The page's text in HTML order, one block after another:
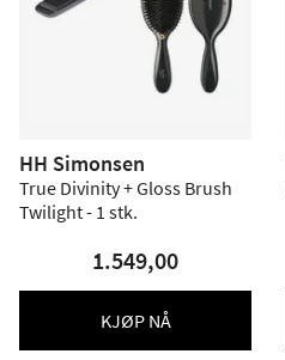
HH Simonsen
True Divinity + Gloss Brush
Twilight - 1 stk.
1.549,00
KJØP NÅ